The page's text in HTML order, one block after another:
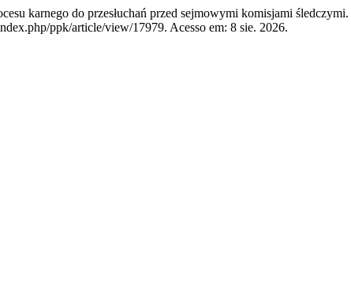
karnego do przesłuchań przed sejmowymi komisjami śledczymi.
ppk/article/view/17979. Acesso em: 8 sie. 2026.